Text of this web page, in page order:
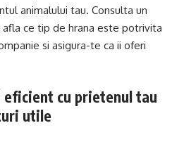
animalului tau. Consulta un
ce tip de hrana este potrivita
si asigura-te ca ii oferi
eficient cu prietenul tau
utile